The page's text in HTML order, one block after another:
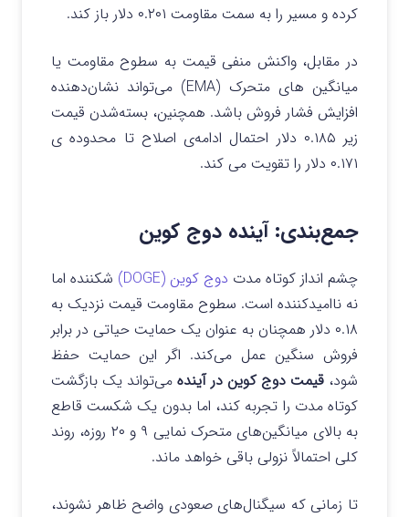
کرده و مسیر را به سمت مقاومت ۰.۲۰۱ دلار باز کند.
در مقابل، واکنش منفی قیمت به سطوح مقاومت یا
میانگین‌ های متحرک (EMA) می‌تواند نشان‌دهنده
افزایش فشار فروش باشد. همچنین، بسته‌شدن قیمت
زیر ۰.۱۸۵ دلار احتمال ادامه‌ی اصلاح تا محدوده‌ ی
۰.۱۷۱ دلار را تقویت می‌ کند.
جمع‌بندی: آینده دوج کوین
چشم‌ انداز کوتاه‌ مدت دوج کوین (DOGE)
شکننده اما
نه ناامیدکننده است. سطوح مقاومت قیمت نزدیک به
۰.۱۸ دلار همچنان به عنوان یک حمایت حیاتی در برابر
فروش سنگین عمل می‌کند. اگر این حمایت حفظ
شود، قیمت دوج کوین در آینده می‌تواند یک بازگشت
کوتاه‌ مدت را تجربه کند، اما بدون یک شکست قاطع
به بالای میانگین‌های متحرک نمایی ۹ و ۲۰ روزه، روند
کلی احتمالاً نزولی باقی خواهد ماند.
تا زمانی که سیگنال‌های صعودی واضح ظاهر نشوند،